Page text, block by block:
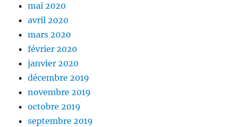
mai 2020
avril 2020
mars 2020
février 2020
janvier 2020
décembre 2019
novembre 2019
octobre 2019
septembre 2019